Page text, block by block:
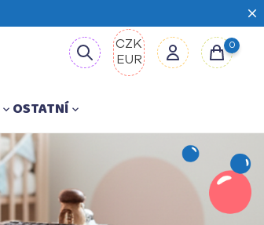
CZK
EUR
0
 OSTATNÍ 